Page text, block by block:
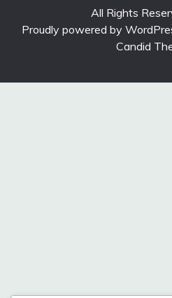
All Rights
Proudly powered by
Candid